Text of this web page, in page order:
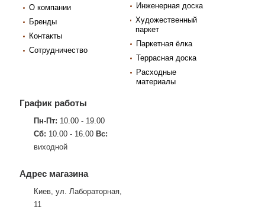
О компании
Бренды
Контакты
Сотрудничество
Инженерная доска
Художественный
паркет
Паркетная ёлка
Террасная доска
Расходные
материалы
График работы
Пн-Пт: 10.00 - 19.00
Сб: 10.00 - 16.00 Вс:
виходной
Адрес магазина
Киев, ул. Лабораторная,
11